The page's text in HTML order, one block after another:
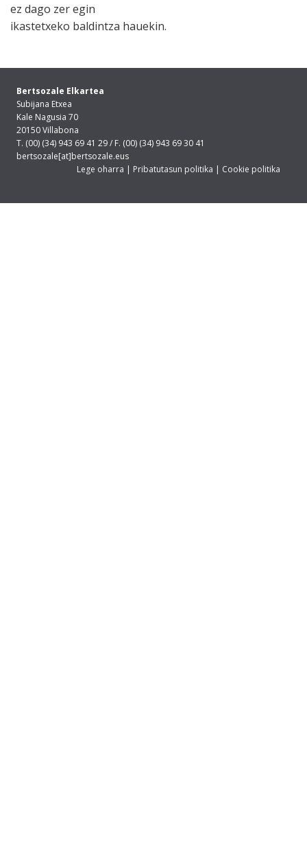
ez dago zer egin
ikastetxeko baldintza hauekin.
Bertsozale Elkartea
Subijana Etxea
Kale Nagusia 70
20150 Villabona
T. (00) (34) 943 69 41 29 / F. (00) (34) 943 69 30 41
bertsozale[at]bertsozale.eus
Lege oharra | Pribatutasun politika | Cookie politika